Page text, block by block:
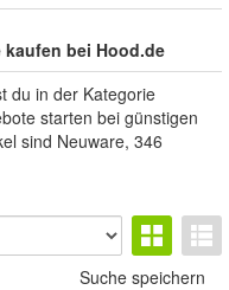
bei Hood.de
du in der Kategorie
starten bei günstigen
sind Neuware, 346
Suche speichern